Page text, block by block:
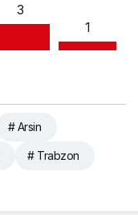
3
1
# Arsin
# Trabzon